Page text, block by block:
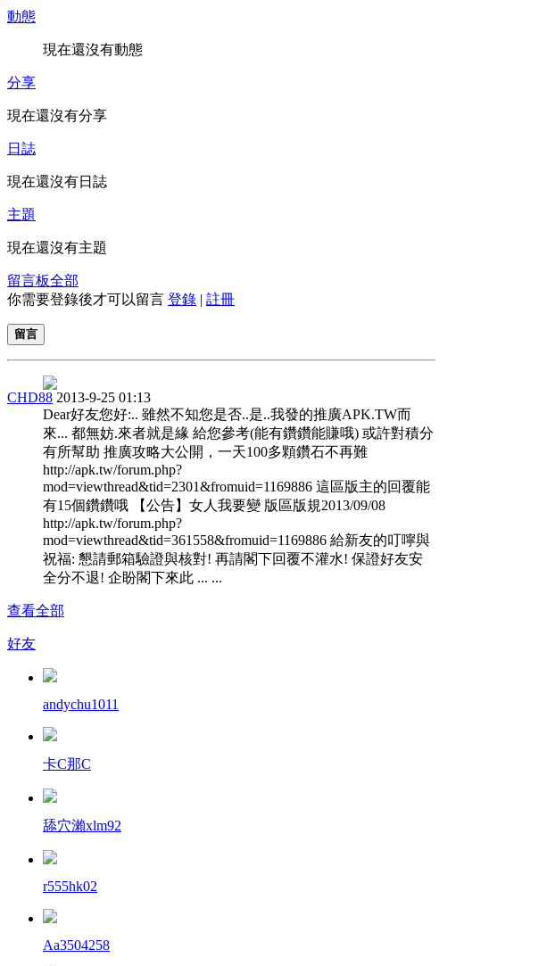
動態
現在還沒有動態
分享
現在還沒有分享
日誌
現在還沒有日誌
主題
現在還沒有主題
留言板全部
你需要登錄後才可以留言 登錄 | 註冊
留言
CHD88 2013-9-25 01:13
Dear好友您好:.. 雖然不知您是否..是..我發的推廣APK.TW而
來... 都無妨.來者就是緣 給您參考(能有鑽鑽能賺哦) 或許對積分
有所幫助 推廣攻略大公開，一天100多顆鑽石不再難
http://apk.tw/forum.php?
mod=viewthread&tid=2301&fromuid=1169886 這區版主的回覆能
有15個鑽鑽哦 【公告】女人我要變 版區版規2013/09/08
http://apk.tw/forum.php?
mod=viewthread&tid=361558&fromuid=1169886 給新友的叮嚀與
祝福: 懇請郵箱驗證與核對! 再請閣下回覆不灌水! 保證好友安
全分不退! 企盼閣下來此 ... ...
查看全部
好友
andychu1011
卡C那C
舔穴瀨xlm92
r555hk02
Aa3504258